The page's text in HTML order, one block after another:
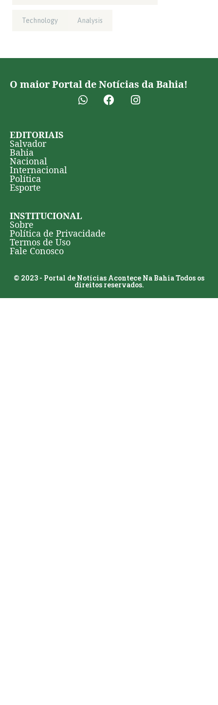
Technology Analysis
O maior Portal de Notícias da Bahia!
EDITORIAIS
Salvador
Bahia
Nacional
Internacional
Política
Esporte
INSTITUCIONAL
Sobre
Política de Privacidade
Termos de Uso
Fale Conosco
© 2023 - Portal de Notícias Acontece Na Bahia Todos os
direitos reservados.